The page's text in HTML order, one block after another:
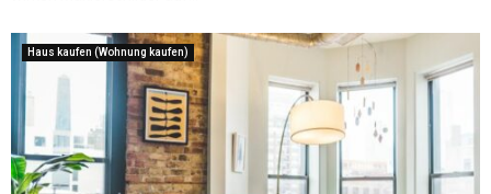
Haus kaufen (Wohnung kaufen)